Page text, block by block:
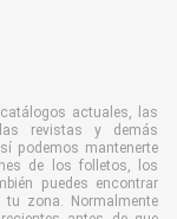
actuales, las
revistas y demás
podemos mantenerte
de los folletos, los
puedes encontrar
zona. Normalmente